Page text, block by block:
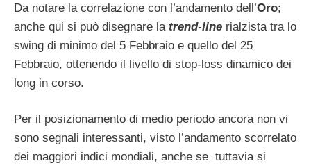
Da notare la correlazione con l’andamento dell’Oro;
anche qui si può disegnare la trend-line rialzista tra lo
swing di minimo del 5 Febbraio e quello del 25
Febbraio, ottenendo il livello di stop-loss dinamico dei
long in corso.
Per il posizionamento di medio periodo ancora non vi
sono segnali interessanti, visto l’andamento scorrelato
dei maggiori indici mondiali, anche se tuttavia si